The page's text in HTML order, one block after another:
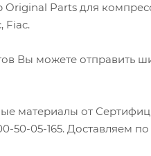
Original Parts для
Fiac.
Вы можете отправить
материалы от
50-05-165. Доставляем